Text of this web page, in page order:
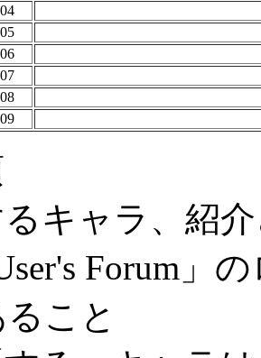
るキャラ、紹
Forum」
こと